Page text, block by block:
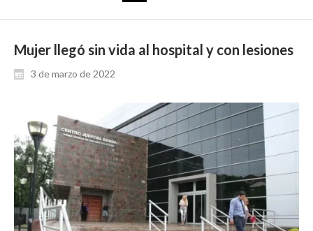
Mujer llegó sin vida al hospital y con lesiones
3 de marzo de 2022